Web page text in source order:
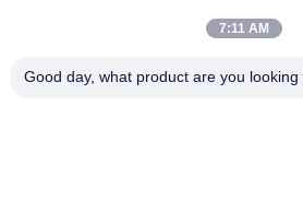
7:11 AM
Good day, what product are you looking